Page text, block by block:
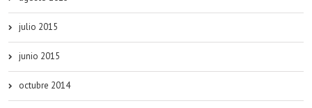
julio 2015
junio 2015
octubre 2014